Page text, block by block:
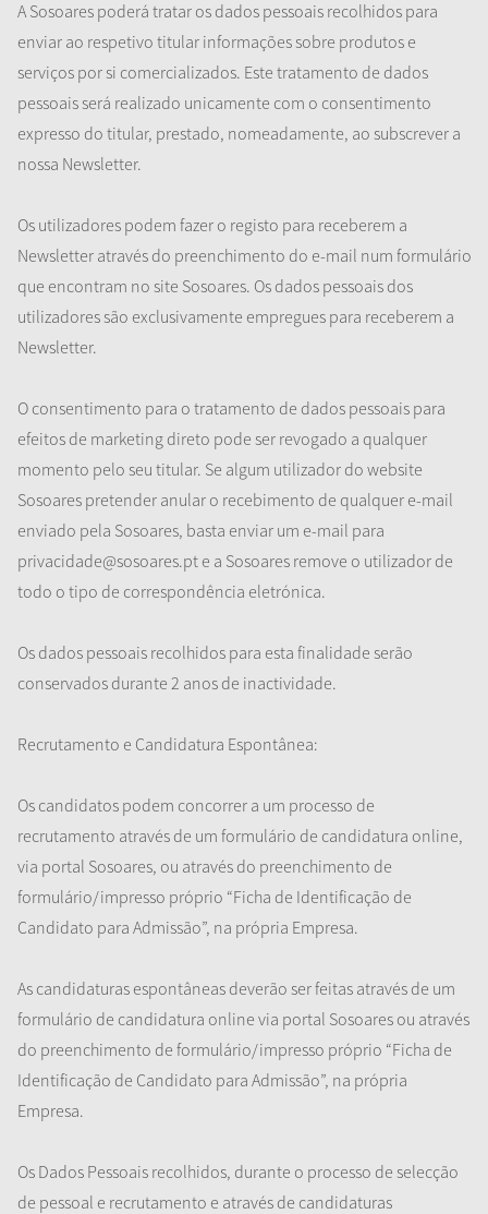
A Sosoares poderá tratar os dados pessoais recolhidos para
enviar ao respetivo titular informações sobre produtos e
serviços por si comercializados. Este tratamento de dados
pessoais será realizado unicamente com o consentimento
expresso do titular, prestado, nomeadamente, ao subscrever a
nossa Newsletter.
Os utilizadores podem fazer o registo para receberem a
Newsletter através do preenchimento do e-mail num formulário
que encontram no site Sosoares. Os dados pessoais dos
utilizadores são exclusivamente empregues para receberem a
Newsletter.
O consentimento para o tratamento de dados pessoais para
efeitos de marketing direto pode ser revogado a qualquer
momento pelo seu titular. Se algum utilizador do website
Sosoares pretender anular o recebimento de qualquer e-mail
enviado pela Sosoares, basta enviar um e-mail para
privacidade@sosoares.pt e a Sosoares remove o utilizador de
todo o tipo de correspondência eletrónica.
Os dados pessoais recolhidos para esta finalidade serão
conservados durante 2 anos de inactividade.
Recrutamento e Candidatura Espontânea:
Os candidatos podem concorrer a um processo de
recrutamento através de um formulário de candidatura online,
via portal Sosoares, ou através do preenchimento de
formulário/impresso próprio “Ficha de Identificação de
Candidato para Admissão”, na própria Empresa.
As candidaturas espontâneas deverão ser feitas através de um
formulário de candidatura online via portal Sosoares ou através
do preenchimento de formulário/impresso próprio “Ficha de
Identificação de Candidato para Admissão”, na própria
Empresa.
Os Dados Pessoais recolhidos, durante o processo de selecção
de pessoal e recrutamento e através de candidaturas